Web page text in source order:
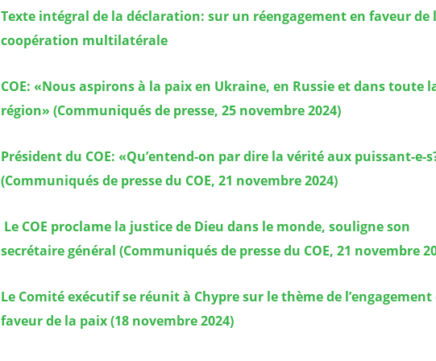
Texte intégral de la déclaration: sur un réengagement en faveur de
coopération multilatérale
COE: «Nous aspirons à la paix en Ukraine, en Russie et dans toute
région» (Communiqués de presse, 25 novembre 2024)
Président du COE: «Qu’entend-on par dire la vérité aux puissant-e-
(Communiqués de presse du COE, 21 novembre 2024)
Le COE proclame la justice de Dieu dans le monde, souligne son
secrétaire général (Communiqués de presse du COE, 21 novembre
Le Comité exécutif se réunit à Chypre sur le thème de l’engagement
faveur de la paix (18 novembre 2024)